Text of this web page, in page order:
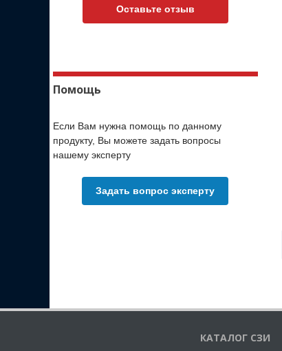
Оставьте отзыв
Помощь
Если Вам нужна помощь по данному
продукту, Вы можете задать вопросы
нашему эксперту
Задать вопрос эксперту
КАТАЛОГ СЗИ